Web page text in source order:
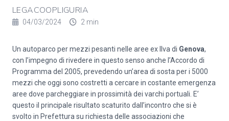
LEGACOOPLIGURIA
04/03/2024 2 min
Un autoparco per mezzi pesanti nelle aree ex Ilva di Genova,
con l’impegno di rivedere in questo senso anche l’Accordo di
Programma del 2005, prevedendo un’area di sosta per i 5000
mezzi che oggi sono costretti a cercare in costante emergenza
aree dove parcheggiare in prossimità dei varchi portuali. E’
questo il principale risultato scaturito dall’incontro che si è
svolto in Prefettura su richiesta delle associazioni che